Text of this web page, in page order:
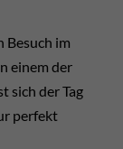
Besuch im
einem der
sich der Tag
perfekt